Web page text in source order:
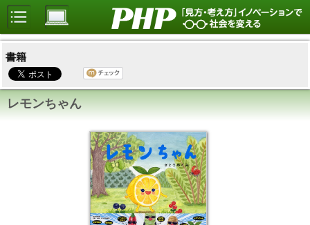
書籍
レモンちゃん